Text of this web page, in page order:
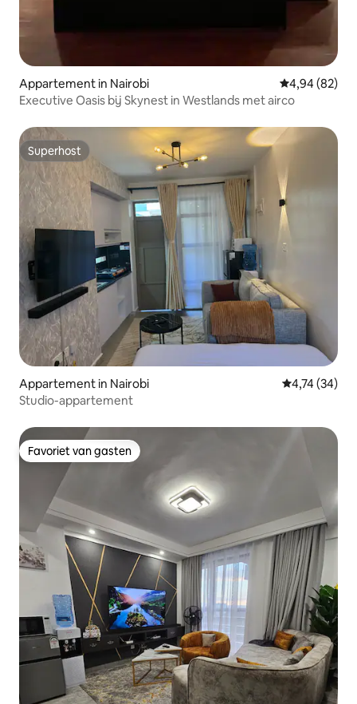
Appartement in Nairobi Gemiddelde
4,94 (82)
Executive Oasis bij Skynest in Westlands met airco
Superhost
Superhost
Appartement in Nairobi Gemiddelde
4,74 (34)
Studio-appartement
Favoriet van gasten
Favoriet van gasten